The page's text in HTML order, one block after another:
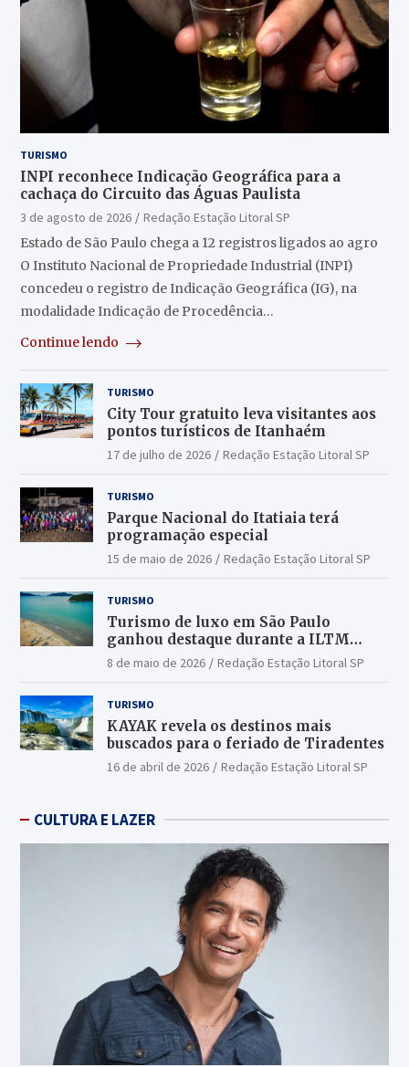
TURISMO
INPI reconhece Indicação Geográfica para a
cachaça do Circuito das Águas Paulista
3 de agosto de 2026
Redação Estação Litoral SP
Estado de São Paulo chega a 12 registros ligados ao agro
O Instituto Nacional de Propriedade Industrial (INPI)
concedeu o registro de Indicação Geográfica (IG), na
modalidade Indicação de Procedência…
Continue lendo
TURISMO
City Tour gratuito leva visitantes aos
pontos turísticos de Itanhaém
17 de julho de 2026 Redação Estação Litoral SP
TURISMO
Parque Nacional do Itatiaia terá
programação especial
15 de maio de 2026 Redação Estação Litoral SP
TURISMO
Turismo de luxo em São Paulo
ganhou destaque durante a ILTM
Latin America 2026
8 de maio de 2026 Redação Estação Litoral SP
TURISMO
KAYAK revela os destinos mais
buscados para o feriado de Tiradentes
16 de abril de 2026 Redação Estação Litoral SP
CULTURA E LAZER